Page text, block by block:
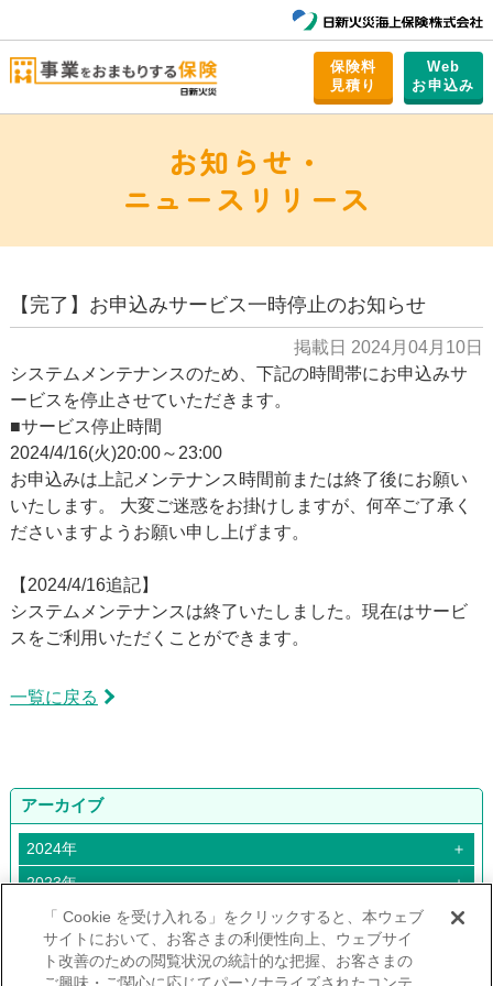
保険料
⾒積り
Web
お申込み
ホーム
この保険の特⻑
補償内容・サービス
⼩売業
理容・美容業
申込み手続きの流れ・契約後の⼿続き
事故が起こったら
ニュース・お知らせ
よくある質問
お知らせ・
ニュースリリース
【完了】お申込みサービス一時停止のお知らせ
掲載日 2024月04月10日
システムメンテナンスのため、下記の時間帯にお申込みサ
ービスを停止させていただきます。
■サービス停止時間
2024/4/16(火)20:00～23:00
お申込みは上記メンテナンス時間前または終了後にお願い
いたします。 大変ご迷惑をお掛けしますが、何卒ご了承く
ださいますようお願い申し上げます。
【2024/4/16追記】
システムメンテナンスは終了いたしました。現在はサービ
スをご利用いただくことができます。
一覧に戻る
アーカイブ
2024年
＋
2024年10月
2024年06月
2024年05月
2024年04月
2023年
＋
2023年12月
「 Cookie を受け入れる」をクリックすると、本ウェブ
サイトにおいて、お客さまの利便性向上、ウェブサイ
ト改善のための閲覧状況の統計的な把握、お客さまの